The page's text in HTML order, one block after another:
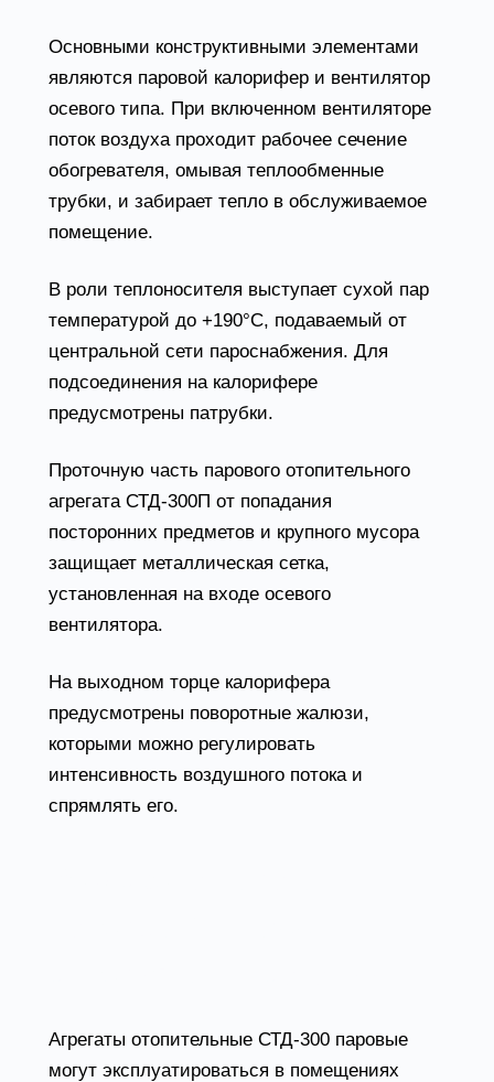
Основными конструктивными элементами
являются паровой калорифер и вентилятор
осевого типа. При включенном вентиляторе
поток воздуха проходит рабочее сечение
обогревателя, омывая теплообменные
трубки, и забирает тепло в обслуживаемое
помещение.
В роли теплоносителя выступает сухой пар
температурой до +190°С, подаваемый от
центральной сети пароснабжения. Для
подсоединения на калорифере
предусмотрены патрубки.
Проточную часть парового отопительного
агрегата СТД-300П от попадания
посторонних предметов и крупного мусора
защищает металлическая сетка,
установленная на входе осевого
вентилятора.
На выходном торце калорифера
предусмотрены поворотные жалюзи,
которыми можно регулировать
интенсивность воздушного потока и
спрямлять его.
Агрегаты отопительные СТД-300 паровые
могут эксплуатироваться в помещениях